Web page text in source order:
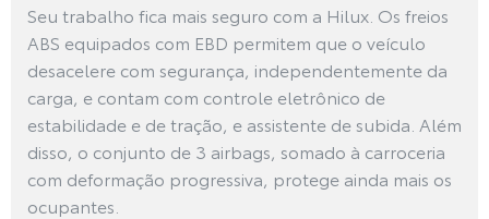
Seu trabalho fica mais seguro com a Hilux. Os freios
ABS equipados com EBD permitem que o veículo
desacelere com segurança, independentemente da
carga, e contam com controle eletrônico de
estabilidade e de tração, e assistente de subida. Além
disso, o conjunto de 3 airbags, somado à carroceria
com deformação progressiva, protege ainda mais os
ocupantes.